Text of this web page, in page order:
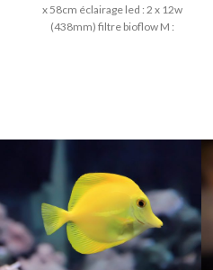
x 58cm éclairage led : 2 x 12w
(438mm) filtre bioflow M :